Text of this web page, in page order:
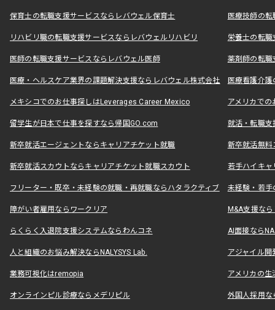
保育士の転職支援サービスならレバウェル保育士 医療技師の
リハビリ職の転職支援サービスならレバウェルリハビリ 栄養士の転
医師の転職支援サービスならレバウェル医師 薬剤師の転
医療・ヘルスケア業界の課題解決支援ならレバウェル株式会社 医療看護介
メキシコでのお仕事探しはLeverages Career Mexico アメリカで
留学生が日本で仕事を探すなら帰国GO.com 就活・転職
新卒就活エージェントならキャリアチケット就職 新卒就活無料
新卒就活スカウトならキャリアチケット就職スカウト 若手ハイキ
フリーター・既卒・未経験の就職・再就職ならハタラクティブ 未経験・若手
障がい者雇用ならワークリア M&A支援な
らくらく入退院支援システムならわんコネ AI面接なら
人と組織のお悩み解決ならNALYSYS Lab. アジャイル
業務可視化はremopia アメリカの
オンラインピル診療ならメデリピル 外国人採用